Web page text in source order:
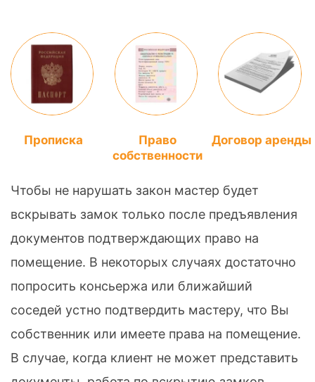
Прописка
Право
собственности
Договор аренды
Чтобы не нарушать закон мастер будет
вскрывать замок только после предъявления
документов подтверждающих право на
помещение. В некоторых случаях достаточно
попросить консьержа или ближайший
соседей устно подтвердить мастеру, что Вы
собственник или имеете права на помещение.
В случае, когда клиент не может представить